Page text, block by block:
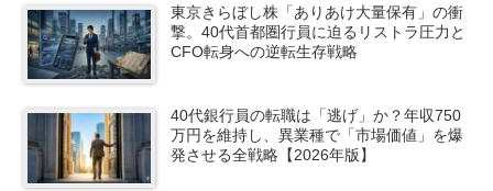
東京きらぼし株「ありあけ大量保有」の衝
撃。40代首都圏行員に迫るリストラ圧力と
CFO転身への逆転生存戦略
40代銀行員の転職は「逃げ」か？年収750
万円を維持し、異業種で「市場価値」を爆
発させる全戦略【2026年版】